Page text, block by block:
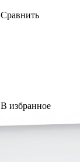
Сравнить
В избранное